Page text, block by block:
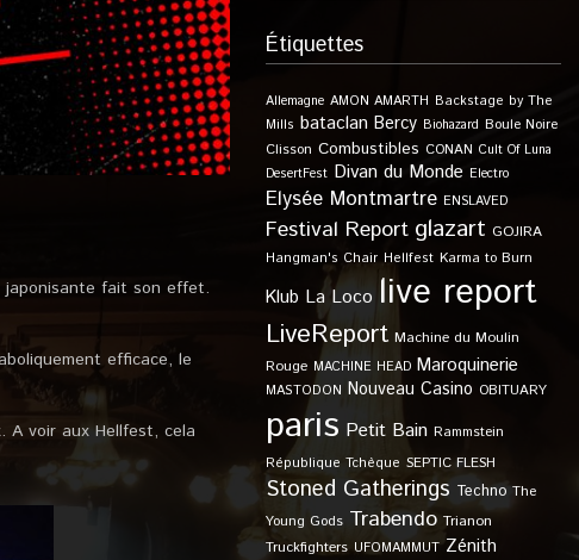
japonisante fait son effet.
efficace, le
A voir aux Hellfest, cela
Étiquettes
Allemagne AMON AMARTH Backstage by The
Mills bataclan Bercy Biohazard Boule Noire
Clisson Combustibles CONAN Cult Of Luna
DesertFest Divan du Monde Electro
Elysée Montmartre ENSLAVED
Festival Report glazart GOJIRA
Hangman's Chair Hellfest Karma to Burn
Klub La Loco live report
LiveReport Machine du Moulin
Rouge MACHINE HEAD Maroquinerie
MASTODON Nouveau Casino OBITUARY
paris Petit Bain Rammstein
République Tchèque SEPTIC FLESH
Stoned Gatherings Techno The
Young Gods Trabendo Trianon
Truckfighters UFOMAMMUT Zénith